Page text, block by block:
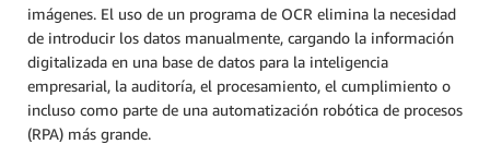
imágenes. El uso de un programa de OCR elimina la necesidad
de introducir los datos manualmente, cargando la información
digitalizada en una base de datos para la inteligencia
empresarial, la auditoría, el procesamiento, el cumplimiento o
incluso como parte de una automatización robótica de procesos
(RPA) más grande.